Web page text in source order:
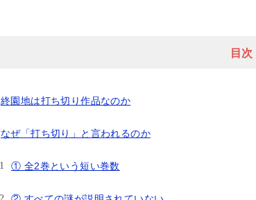
目次
終園地は打ち切り作品なのか
なぜ「打ち切り」と言われるのか
① 全2巻という短い巻数